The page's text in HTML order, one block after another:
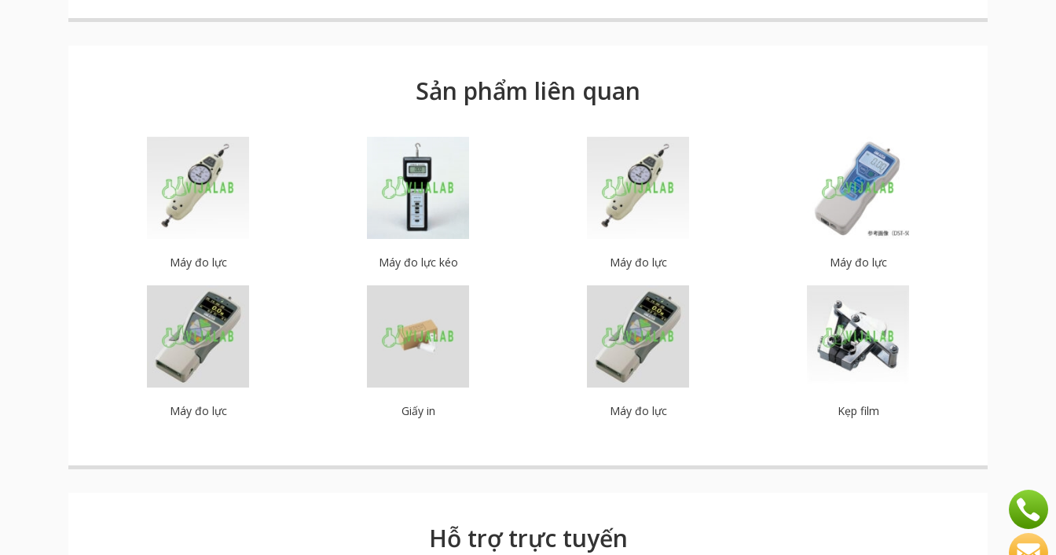
Sản phẩm liên quan
Máy đo lực Máy đo lực kéo Máy đo lực Máy đo lực
Máy đo lực Giấy in Máy đo lực Kẹp film
Hỗ trợ trực tuyến